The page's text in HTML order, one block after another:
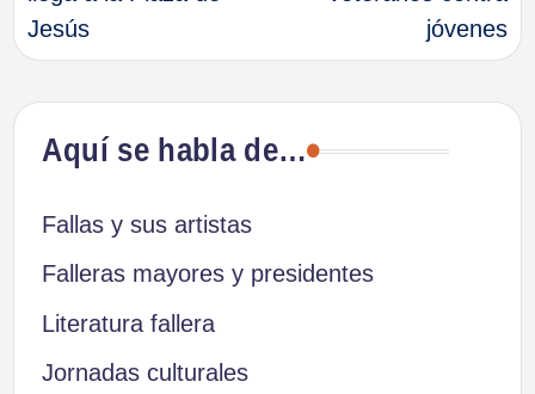
entradas
Jesús
jóvenes
Aquí se habla de…
Fallas y sus artistas
Falleras mayores y presidentes
Literatura fallera
Jornadas culturales